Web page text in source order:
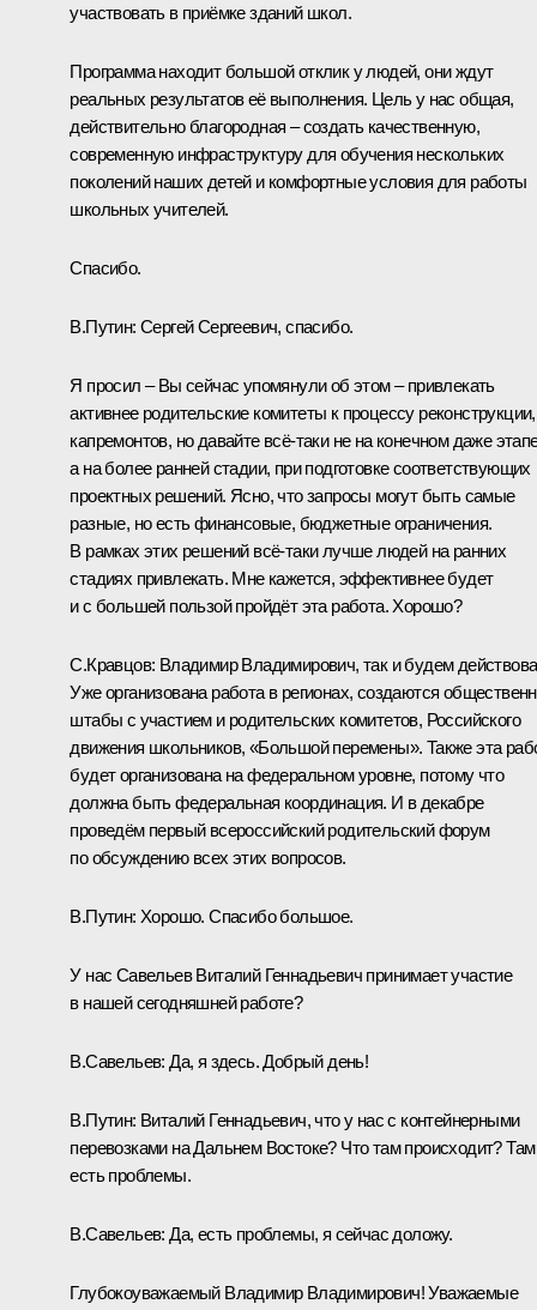
участвовать в приёмке зданий школ.
Программа находит большой отклик у людей, они ждут
реальных результатов её выполнения. Цель у нас общая,
действительно благородная – создать качественную,
современную инфраструктуру для обучения нескольких
поколений наших детей и комфортные условия для работы
школьных учителей.
Спасибо.
В.Путин: Сергей Сергеевич, спасибо.
Я просил – Вы сейчас упомянули об этом – привлекать
активнее родительские комитеты к процессу реконструкции,
капремонтов, но давайте всё-таки не на конечном даже
а на более ранней стадии, при подготовке соответствующих
проектных решений. Ясно, что запросы могут быть самые
разные, но есть финансовые, бюджетные ограничения.
В рамках этих решений всё-таки лучше людей на ранних
стадиях привлекать. Мне кажется, эффективнее будет
и с большей пользой пройдёт эта работа. Хорошо?
С.Кравцов: Владимир Владимирович, так и будем
Уже организована работа в регионах, создаются
штабы с участием и родительских комитетов, Российского
движения школьников, «Большой перемены». Также эта
будет организована на федеральном уровне, потому что
должна быть федеральная координация. И в декабре
проведём первый всероссийский родительский форум
по обсуждению всех этих вопросов.
В.Путин: Хорошо. Спасибо большое.
У нас Савельев Виталий Геннадьевич принимает участие
в нашей сегодняшней работе?
В.Савельев: Да, я здесь. Добрый день!
В.Путин: Виталий Геннадьевич, что у нас с контейнерными
перевозками на Дальнем Востоке? Что там происходит? Там
есть проблемы.
В.Савельев: Да, есть проблемы, я сейчас доложу.
Глубокоуважаемый Владимир Владимирович! Уважаемые